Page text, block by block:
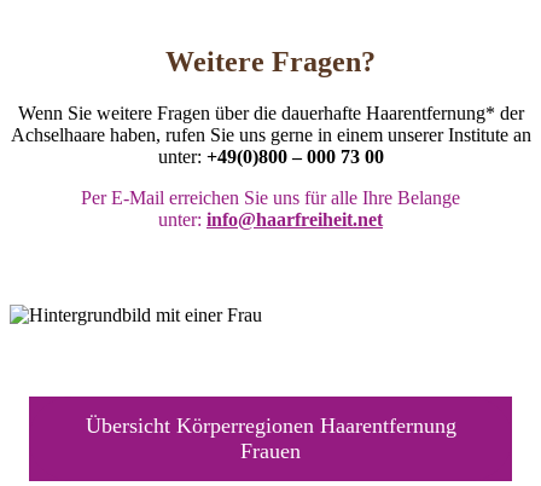
Weitere Fragen?
Wenn Sie weitere Fragen über die dauerhafte Haarentfernung* der
Achselhaare haben, rufen Sie uns gerne in einem unserer Institute an
unter: +49(0)800 – 000 73 00
Per E-Mail erreichen Sie uns für alle Ihre Belange
unter: info@haarfreiheit.net
Übersicht Körperregionen Haarentfernung
Frauen